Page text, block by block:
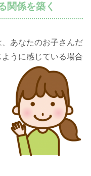
関係を築く
あなたのお子さんだ
うに感じている場合